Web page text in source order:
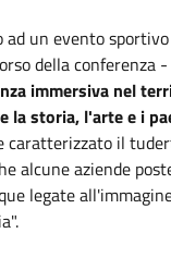
ad un evento
della conferenza
immersiva nel
la storia, l'arte e i
caratterizzato il
alcune aziende
legate